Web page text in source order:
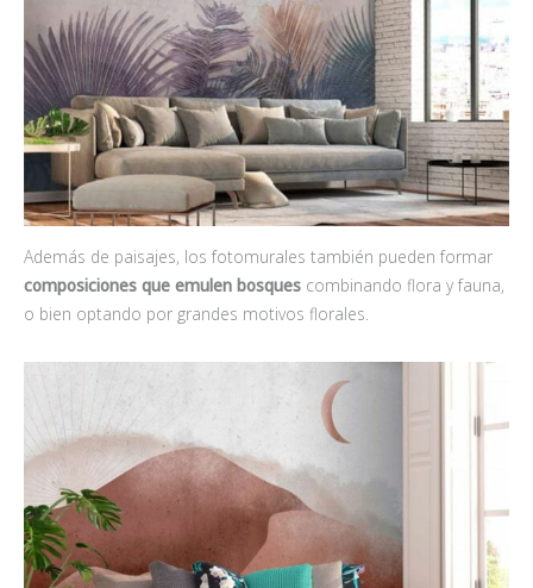
Además de paisajes, los fotomurales también pueden formar
composiciones que emulen bosques combinando flora y fauna,
o bien optando por grandes motivos florales.